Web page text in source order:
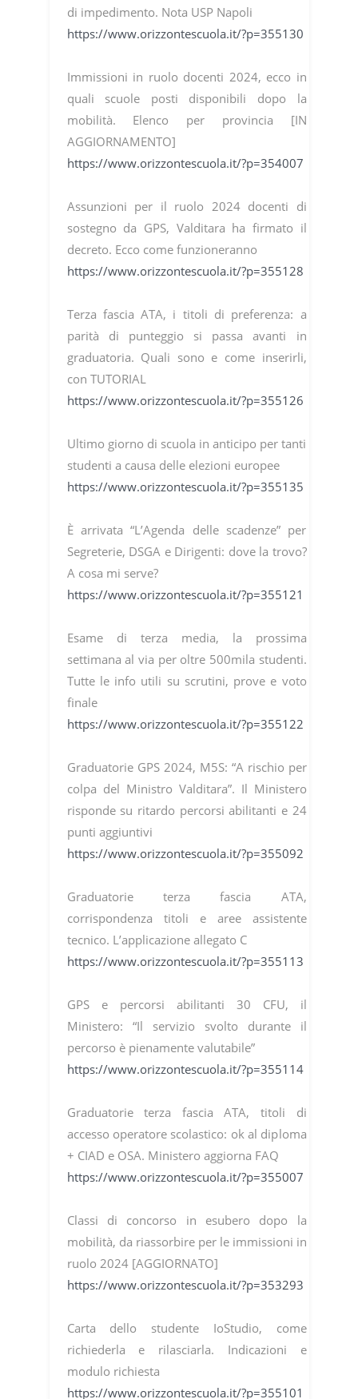
di impedimento. Nota USP Napoli
https://www.orizzontescuola.it/?p=355130
Immissioni in ruolo docenti 2024, ecco in
quali scuole posti disponibili dopo la
mobilità. Elenco per provincia [IN
AGGIORNAMENTO]
https://www.orizzontescuola.it/?p=354007
Assunzioni per il ruolo 2024 docenti di
sostegno da GPS, Valditara ha firmato il
decreto. Ecco come funzioneranno
https://www.orizzontescuola.it/?p=355128
Terza fascia ATA, i titoli di preferenza: a
parità di punteggio si passa avanti in
graduatoria. Quali sono e come inserirli,
con TUTORIAL
https://www.orizzontescuola.it/?p=355126
Ultimo giorno di scuola in anticipo per tanti
studenti a causa delle elezioni europee
https://www.orizzontescuola.it/?p=355135
È arrivata “L’Agenda delle scadenze” per
Segreterie, DSGA e Dirigenti: dove la trovo?
A cosa mi serve?
https://www.orizzontescuola.it/?p=355121
Esame di terza media, la prossima
settimana al via per oltre 500mila studenti.
Tutte le info utili su scrutini, prove e voto
finale
https://www.orizzontescuola.it/?p=355122
Graduatorie GPS 2024, M5S: “A rischio per
colpa del Ministro Valditara”. Il Ministero
risponde su ritardo percorsi abilitanti e 24
punti aggiuntivi
https://www.orizzontescuola.it/?p=355092
Graduatorie terza fascia ATA,
corrispondenza titoli e aree assistente
tecnico. L’applicazione allegato C
https://www.orizzontescuola.it/?p=355113
GPS e percorsi abilitanti 30 CFU, il
Ministero: “Il servizio svolto durante il
percorso è pienamente valutabile”
https://www.orizzontescuola.it/?p=355114
Graduatorie terza fascia ATA, titoli di
accesso operatore scolastico: ok al diploma
+ CIAD e OSA. Ministero aggiorna FAQ
https://www.orizzontescuola.it/?p=355007
Classi di concorso in esubero dopo la
mobilità, da riassorbire per le immissioni in
ruolo 2024 [AGGIORNATO]
https://www.orizzontescuola.it/?p=353293
Carta dello studente IoStudio, come
richiederla e rilasciarla. Indicazioni e
modulo richiesta
https://www.orizzontescuola.it/?p=355101